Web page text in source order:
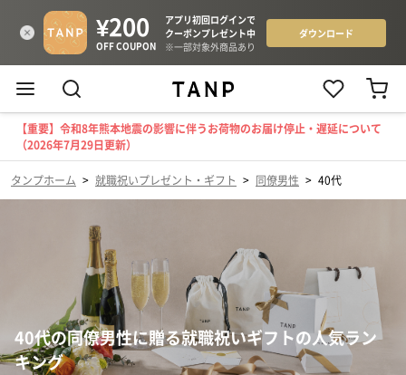
【重要】令和8年熊本地震の影響に伴うお荷物のお届け停止・遅延について
（2026年7月29日更新）
タンプホーム > 就職祝いプレゼント・ギフト > 同僚男性 > 40代
40代の同僚男性に贈る就職祝いギフトの人気ラン
キング